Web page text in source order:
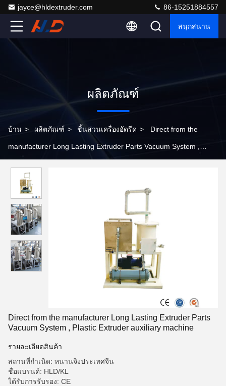
jayce@hldextruder.com 86-15251884557
สนุกสนาน
ผลิตภัณฑ์
บ้าน > ผลิตภัณฑ์ > ชิ้นส่วนเครื่องอัดรีด > Direct from the
manufacturer Long Lasting Extruder Parts Vacuum System ,
Direct from the manufacturer Long Lasting Extruder Parts
Vacuum System , Plastic Extruder auxiliary machine
รายละเอียดสินค้า
สถานที่กำเนิด: หนานจิงประเทศจีน
ชื่อแบรนด์: HLD/KL
ได้รับการรับรอง: CE